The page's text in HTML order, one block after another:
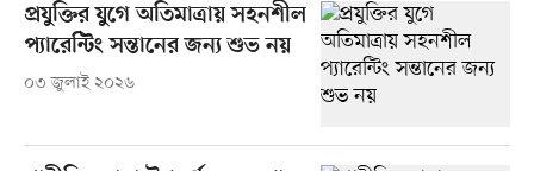
প্রযুক্তির যুগে অতিমাত্রায় সহনশীল
প্যারেন্টিং সন্তানের জন্য শুভ নয়
০৩ জুলাই ২০২৬